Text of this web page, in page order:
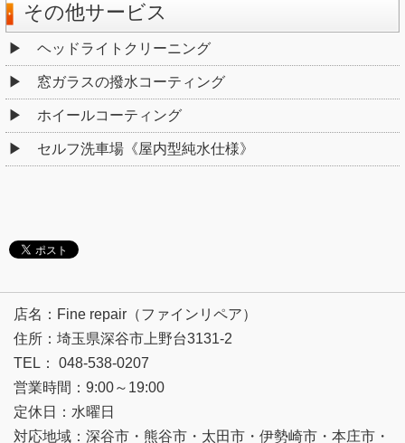
その他サービス
ヘッドライトクリーニング
窓ガラスの撥水コーティング
ホイールコーティング
セルフ洗車場《屋内型純水仕様》
店名：Fine repair（ファインリペア）
住所：埼玉県深谷市上野台3131-2
TEL： 048-538-0207
営業時間：9:00～19:00
定休日：水曜日
対応地域：深谷市・熊谷市・太田市・伊勢崎市・本庄市・